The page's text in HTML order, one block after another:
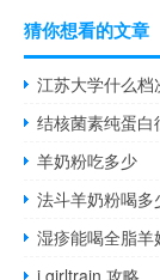
猜你想看的文章
江苏大学什么档
羊奶粉吃多少
法斗羊奶粉喝多
湿疹能喝全脂羊